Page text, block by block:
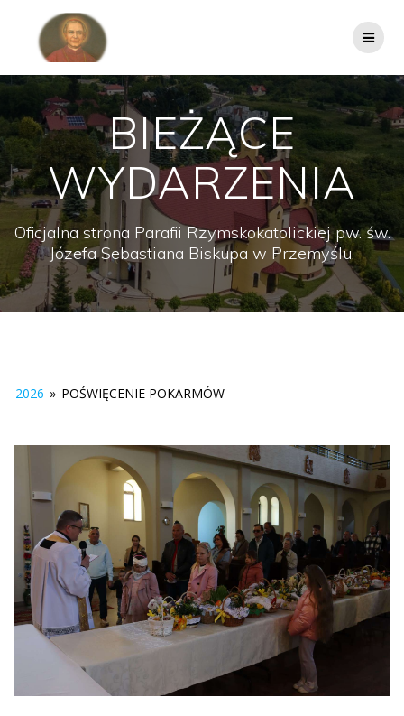
BIEŻĄCE
WYDARZENIA
Oficjalna strona Parafii Rzymskokatolickiej pw. św.
Józefa Sebastiana Biskupa w Przemyślu.
2026 » POŚWIĘCENIE POKARMÓW